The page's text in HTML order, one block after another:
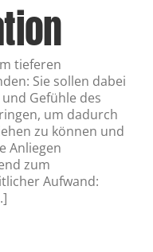
tieferen
Sie sollen dabei
Gefühle des
um dadurch
zu können und
Anliegen
zum
Aufwand: